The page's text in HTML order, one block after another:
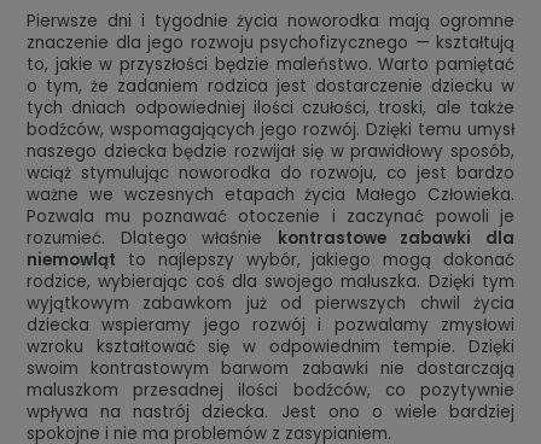
Pierwsze dni i tygodnie życia noworodka mają ogromne
znaczenie dla jego rozwoju psychofizycznego — kształtują
to, jakie w przyszłości będzie maleństwo. Warto pamiętać
o tym, że zadaniem rodzica jest dostarczenie dziecku w
tych dniach odpowiedniej ilości czułości, troski, ale także
bodźców, wspomagających jego rozwój. Dzięki temu umysł
naszego dziecka będzie rozwijał się w prawidłowy sposób,
wciąż stymulując noworodka do rozwoju, co jest bardzo
ważne we wczesnych etapach życia Małego Człowieka.
Pozwala mu poznawać otoczenie i zaczynać powoli je
rozumieć. Dlatego właśnie kontrastowe zabawki dla
niemowląt to najlepszy wybór, jakiego mogą dokonać
rodzice, wybierając coś dla swojego maluszka. Dzięki tym
wyjątkowym zabawkom już od pierwszych chwil życia
dziecka wspieramy jego rozwój i pozwalamy zmysłowi
wzroku kształtować się w odpowiednim tempie. Dzięki
swoim kontrastowym barwom zabawki nie dostarczają
maluszkom przesadnej ilości bodźców, co pozytywnie
wpływa na nastrój dziecka. Jest ono o wiele bardziej
spokojne i nie ma problemów z zasypianiem.